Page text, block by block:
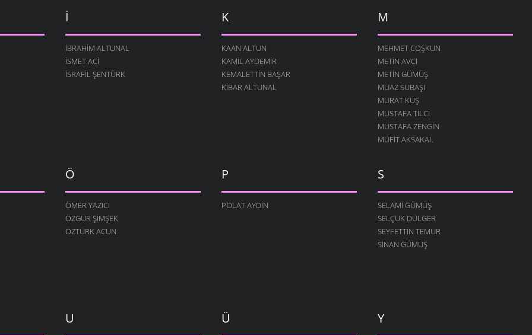
İ
İBRAHIM ALTUNAL
İSMET ACI
İSRAFIL ŞENTÜRK
K
KAAN ALTUN
KAMIL AYDEMIR
KEMALETTIN BAŞAR
KIBAR ALTUNAL
M
MEHMET COŞKUN
METIN AVCI
METIN GÜMÜŞ
MUAZ SUBAŞI
MURAT KUŞ
MUSTAFA TILCI
MUSTAFA ZENGIN
MÜFIT AKSAKAL
Ö
ÖMER YAZICI
ÖZGÜR ŞIMŞEK
ÖZTÜRK ACUN
P
POLAT AYDIN
S
SELAMI GÜMÜŞ
SELÇUK DÜLGER
SEYFETTIN TEMUR
SINAN GÜMÜŞ
U Ü Y